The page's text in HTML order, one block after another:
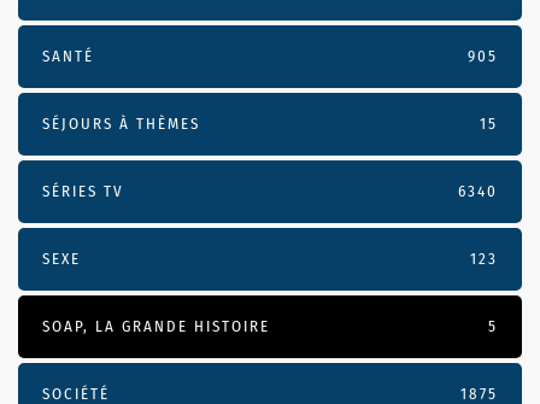
SANTÉ 905
SÉJOURS À THÈMES 15
SÉRIES TV 6340
SEXE 123
SOAP, LA GRANDE HISTOIRE 5
SOCIÉTÉ 1875